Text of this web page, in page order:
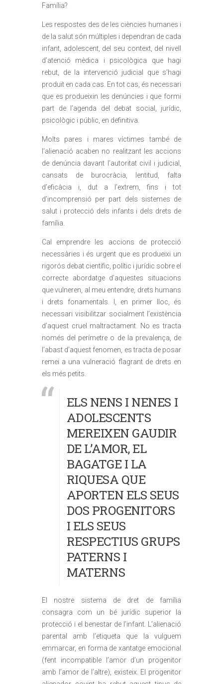
Família?
Les respostes des de les ciències humanes i
de la salut són múltiples i dependran de cada
infant, adolescent, del seu context, del nivell
d’atenció mèdica i psicològica que hagi
rebut, de la intervenció judicial que s’hagi
produït en cada cas. En tot cas, és necessari
que es produeixin les denúncies i que formi
part de l’agenda del debat social, jurídic,
psicològic i públic, en definitiva.
Molts pares i mares víctimes també de
l’alienació acaben no realitzant les accions
de denúncia davant l’autoritat civil i judicial,
cansats de burocràcia, lentitud, falta
d’eficàcia i, dut a l’extrem, fins i tot
d’incomprensió per part dels sistemes de
salut i protecció dels infants i dels drets de
família.
Cal emprendre les accions de protecció
necessàries i és urgent que es produeixi un
rigorós debat científic, polític i jurídic sobre el
correcte abordatge d’aquestes situacions
que vulneren, al meu entendre, drets humans
i drets fonamentals. I, en primer lloc, és
necessari visibilitzar socialment l’existència
d’aquest cruel maltractament. No es tracta
només del perímetre o de la prevalença, de
l’abast d’aquest fenomen, es tracta de posar
remei a una vulneració flagrant de drets en
els més petits.
ELS NENS I NENES I
ADOLESCENTS
MEREIXEN GAUDIR
DE L’AMOR, EL
BAGATGE I LA
RIQUESA QUE
APORTEN ELS SEUS
DOS PROGENITORS
I ELS SEUS
RESPECTIUS GRUPS
PATERNS I
MATERNS
El nostre sistema de dret de família
consagra com un bé jurídic superior la
protecció i el benestar de l’infant. L’alienació
parental amb l’etiqueta que la vulguem
emmarcar, en forma de xantatge emocional
(fent incompatible l’amor d’un progenitor
amb l’amor de l’altre), existeix. El progenitor